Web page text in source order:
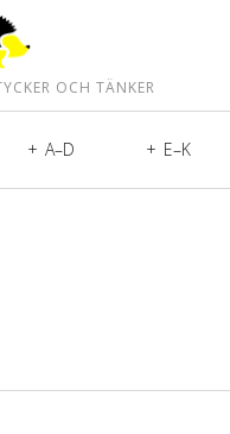
OCH TÄNKER
A–D E–K